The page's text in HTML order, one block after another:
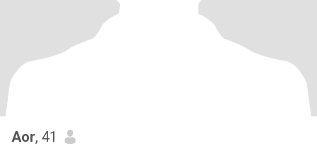
Aor, 41